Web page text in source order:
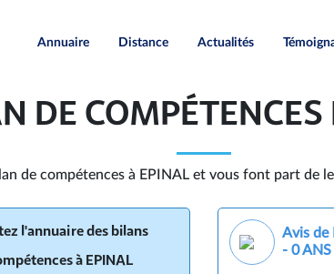
Annuaire Distance Actualités
DE COMPÉTENCES
de compétences à EPINAL et vous font part de
l'annuaire des bilans
à EPINAL
Avis de
- 0